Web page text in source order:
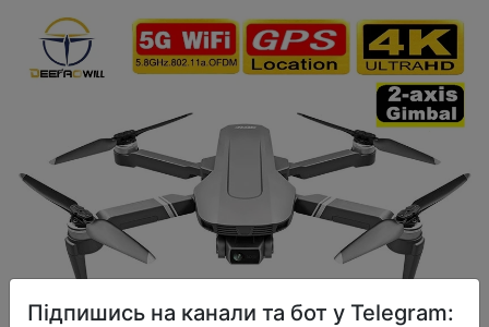
Підпишись на канали та бот у Telegram: